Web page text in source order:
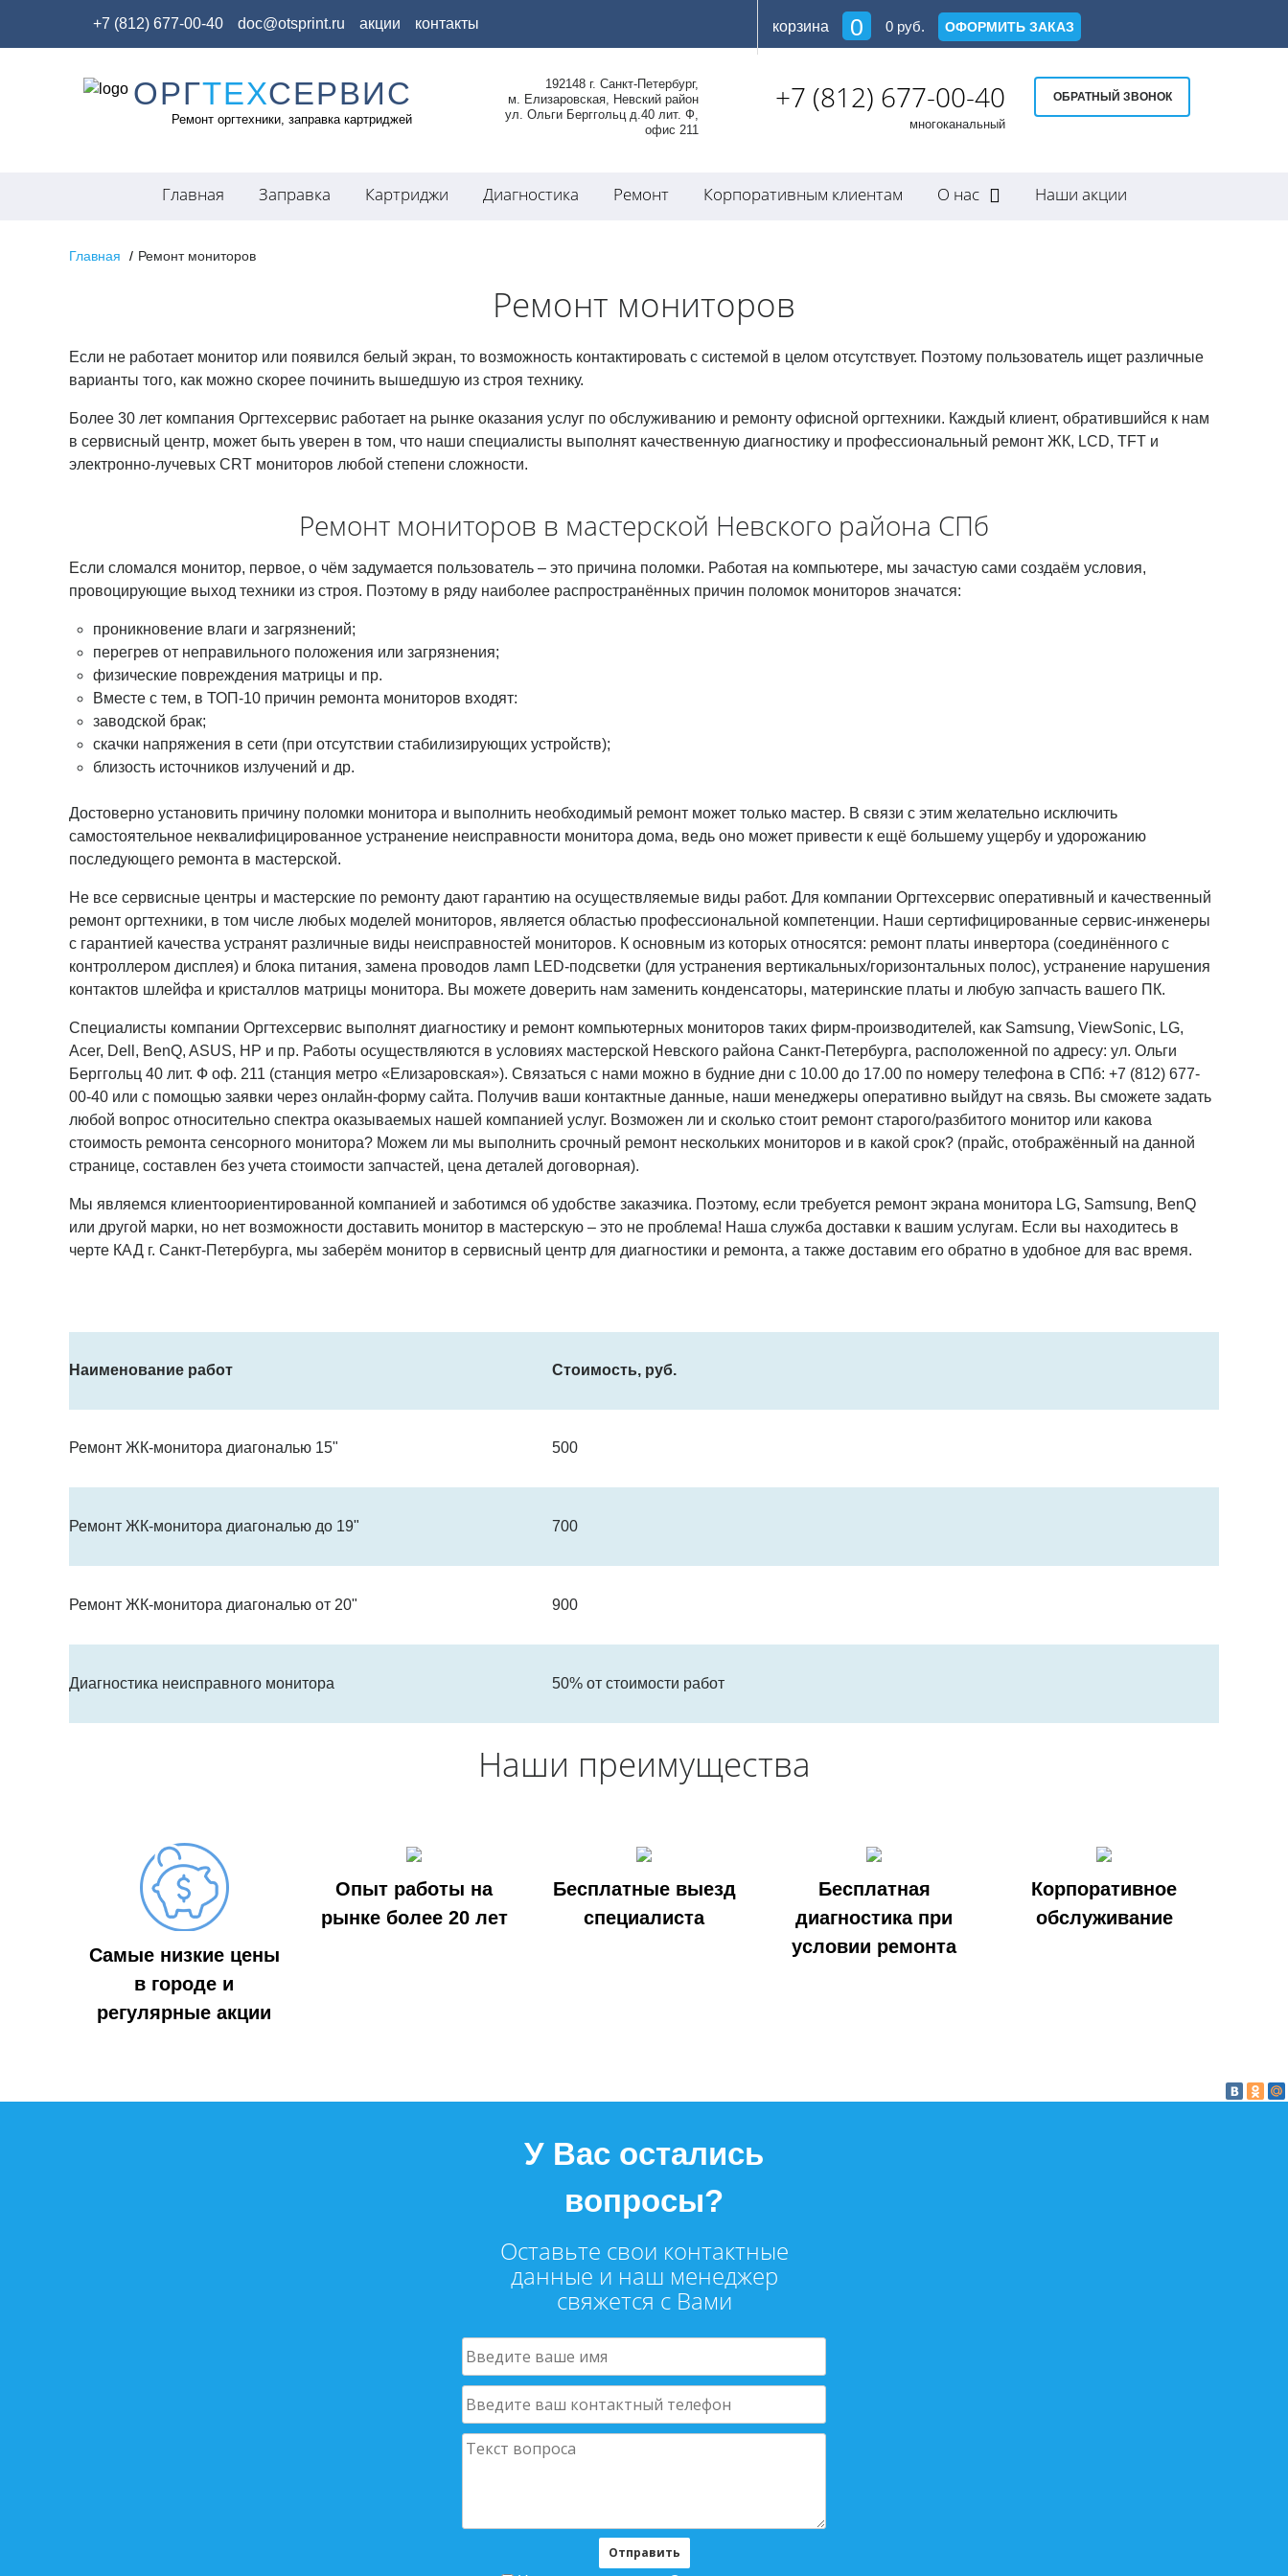
ОРГТЕХСЕРВИС
Ремонт оргтехники, заправка картриджей
192148 г. Санкт-Петербург,
м. Елизаровская, Невский район
ул. Ольги Берггольц д.40 лит. Ф,
офис 211
+7 (812) 677-00-40
многоканальный
ОБРАТНЫЙ ЗВОНОК
Главная Заправка Картриджи Диагностика Ремонт Корпоративным клиентам О нас Наши акции
Главная Ремонт мониторов
Ремонт мониторов
Если не работает монитор или появился белый экран, то возможность контактировать с системой в целом отсутствует. Поэтому пользователь ищет различные
варианты того, как можно скорее починить вышедшую из строя технику.
Более 30 лет компания Оргтехсервис работает на рынке оказания услуг по обслуживанию и ремонту офисной оргтехники. Каждый клиент, обратившийся к нам
в сервисный центр, может быть уверен в том, что наши специалисты выполнят качественную диагностику и профессиональный ремонт ЖК, LCD, TFT и
электронно-лучевых CRT мониторов любой степени сложности.
Ремонт мониторов в мастерской Невского района СПб
Если сломался монитор, первое, о чём задумается пользователь – это причина поломки. Работая на компьютере, мы зачастую сами создаём условия,
провоцирующие выход техники из строя. Поэтому в ряду наиболее распространённых причин поломок мониторов значатся:
проникновение влаги и загрязнений;
перегрев от неправильного положения или загрязнения;
физические повреждения матрицы и пр.
Вместе с тем, в ТОП-10 причин ремонта мониторов входят:
заводской брак;
скачки напряжения в сети (при отсутствии стабилизирующих устройств);
близость источников излучений и др.
Достоверно установить причину поломки монитора и выполнить необходимый ремонт может только мастер. В связи с этим желательно исключить
самостоятельное неквалифицированное устранение неисправности монитора дома, ведь оно может привести к ещё большему ущербу и удорожанию
последующего ремонта в мастерской.
Не все сервисные центры и мастерские по ремонту дают гарантию на осуществляемые виды работ. Для компании Оргтехсервис оперативный и качественный
ремонт оргтехники, в том числе любых моделей мониторов, является областью профессиональной компетенции. Наши сертифицированные сервис-инженеры
с гарантией качества устранят различные виды неисправностей мониторов. К основным из которых относятся: ремонт платы инвертора (соединённого с
контроллером дисплея) и блока питания, замена проводов ламп LED-подсветки (для устранения вертикальных/горизонтальных полос), устранение нарушения
контактов шлейфа и кристаллов матрицы монитора. Вы можете доверить нам заменить конденсаторы, материнские платы и любую запчасть вашего ПК.
Специалисты компании Оргтехсервис выполнят диагностику и ремонт компьютерных мониторов таких фирм-производителей, как Samsung, ViewSonic, LG,
Acer, Dell, BenQ, ASUS, HP и пр. Работы осуществляются в условиях мастерской Невского района Санкт-Петербурга, расположенной по адресу: ул. Ольги
Берггольц 40 лит. Ф оф. 211 (станция метро «Елизаровская»). Связаться с нами можно в будние дни с 10.00 до 17.00 по номеру телефона в СПб: +7 (812) 677-
00-40 или с помощью заявки через онлайн-форму сайта. Получив ваши контактные данные, наши менеджеры оперативно выйдут на связь. Вы сможете задать
любой вопрос относительно спектра оказываемых нашей компанией услуг. Возможен ли и сколько стоит ремонт старого/разбитого монитор или какова
стоимость ремонта сенсорного монитора? Можем ли мы выполнить срочный ремонт нескольких мониторов и в какой срок? (прайс, отображённый на данной
странице, составлен без учета стоимости запчастей, цена деталей договорная).
Мы являемся клиентоориентированной компанией и заботимся об удобстве заказчика. Поэтому, если требуется ремонт экрана монитора LG, Samsung, BenQ
или другой марки, но нет возможности доставить монитор в мастерскую – это не проблема! Наша служба доставки к вашим услугам. Если вы находитесь в
черте КАД г. Санкт-Петербурга, мы заберём монитор в сервисный центр для диагностики и ремонта, а также доставим его обратно в удобное для вас время.
Наименование работ Стоимость, руб.
Ремонт ЖК-монитора диагональю 15" 500
Ремонт ЖК-монитора диагональю до 19" 700
Ремонт ЖК-монитора диагональю от 20" 900
Диагностика неисправного монитора 50% от стоимости работ
Наши преимущества
Самые низкие цены
в городе и
регулярные акции
Опыт работы на
рынке более 20 лет
Бесплатные выезд
специалиста
Бесплатная
диагностика при
условии ремонта
Корпоративное
обслуживание
У Вас остались
вопросы?
Оставьте свои контактные
данные и наш менеджер
свяжется с Вами
+7 (812) 677-00-40 doc@otsprint.ru акции контакты корзина 0 0руб. ОФОРМИТЬ ЗАКАЗ